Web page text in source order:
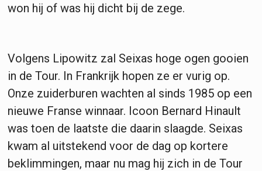
won hij of was hij dicht bij de zege.
Volgens Lipowitz zal Seixas hoge ogen gooien
in de Tour. In Frankrijk hopen ze er vurig op.
Onze zuiderburen wachten al sinds 1985 op een
nieuwe Franse winnaar. Icoon Bernard Hinault
was toen de laatste die daarin slaagde. Seixas
kwam al uitstekend voor de dag op kortere
beklimmingen, maar nu mag hij zich in de Tour